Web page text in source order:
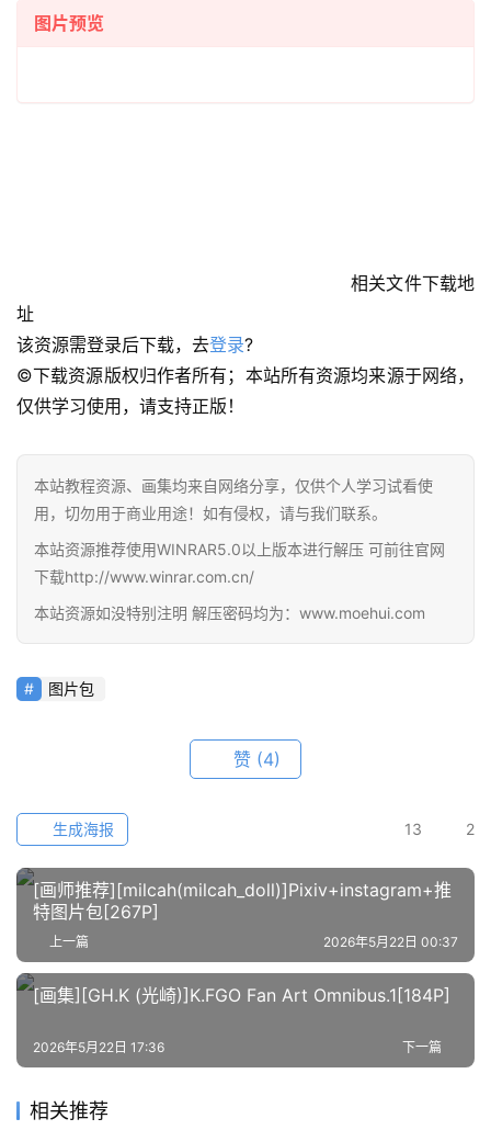
在
线
教
程
会
员
源
公
开
素
材
素
材
萌
绘
库
关
于
站
图片预览
相关文件下载地
址
该资源需登录后下载，去登录?
©下载资源版权归作者所有；本站所有资源均来源于网络，
仅供学习使用，请支持正版！
本站教程资源、画集均来自网络分享，仅供个人学习试看使
用，切勿用于商业用途！如有侵权，请与我们联系。
本站资源推荐使用WINRAR5.0以上版本进行解压 可前往官网
下载http://www.winrar.com.cn/
本站资源如没特别注明 解压密码均为：www.moehui.com
图片包
赞 (4)
13 2
生成海报
[画师推荐][milcah(milcah_doll)]Pixiv+instagram+推
特图片包[267P]
上一篇 2026年5月22日 00:37
[画集][GH.K (光崎)]K.FGO Fan Art Omnibus.1[184P]
下一篇
2026年5月22日 17:36
相关推荐